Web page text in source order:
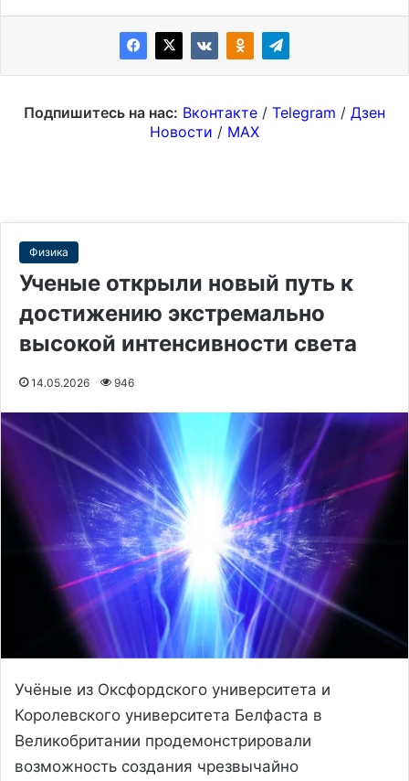
Подпишитесь на нас: Вконтакте / Telegram / Дзен
Новости / MAX